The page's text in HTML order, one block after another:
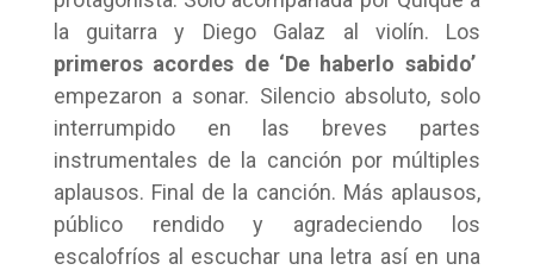
la guitarra y Diego Galaz al violín. Los
primeros acordes de ‘De haberlo sabido’
empezaron a sonar. Silencio absoluto, solo
interrumpido en las breves partes
instrumentales de la canción por múltiples
aplausos. Final de la canción. Más aplausos,
público rendido y agradeciendo los
escalofríos al escuchar una letra así en una